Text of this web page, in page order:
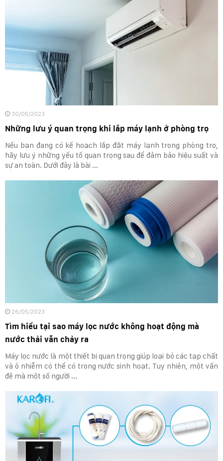
30/05/2023
Những lưu ý quan trọng khi lắp máy lạnh ở phòng trọ
Nếu bạn đang có kế hoạch lắp đặt máy lạnh trong phòng trọ,
hãy lưu ý những yếu tố quan trọng sau để đảm bảo hiệu suất và
sự an toàn. Dưới đây là bài ...
26/05/2023
Tìm hiểu tại sao máy lọc nước không hoạt động mà
nước thải vẫn chảy ra
Máy lọc nước là một thiết bị quan trọng giúp loại bỏ các tạp chất
và ô nhiễm có thể có trong nước sinh hoạt. Tuy nhiên, một vấn
đề mà một số người ...